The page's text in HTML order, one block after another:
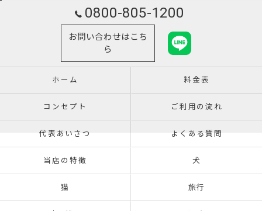
0800-805-1200
お問い合わせはこち
ら
ホーム 料金表
コンセプト ご利用の流れ
代表あいさつ よくある質問
当店の特徴 犬
猫 旅行